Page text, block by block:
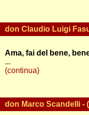
don Claudio Luigi
Ama, fai del bene,
...
(continua)
don Marco Scandelli -